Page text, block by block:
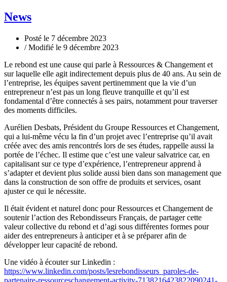
News
Posté le 7 décembre 2023
/ Modifié le 9 décembre 2023
Le rebond est une cause qui parle à Ressources & Changement et
sur laquelle elle agit indirectement depuis plus de 40 ans. Au sein de
l’entreprise, les équipes savent pertinemment que la vie d’un
entrepreneur n’est pas un long fleuve tranquille et qu’il est
fondamental d’être connectés à ses pairs, notamment pour traverser
des moments difficiles.
Aurélien Desbats, Président du Groupe Ressources et Changement,
qui a lui-même vécu la fin d’un projet avec l’entreprise qu’il avait
créée avec des amis rencontrés lors de ses études, rappelle aussi la
portée de l’échec. Il estime que c’est une valeur salvatrice car, en
capitalisant sur ce type d’expérience, l’entrepreneur apprend à
s’adapter et devient plus solide aussi bien dans son management que
dans la construction de son offre de produits et services, osant
ajuster ce qui le nécessite.
Il était évident et naturel donc pour Ressources et Changement de
soutenir l’action des Rebondisseurs Français, de partager cette
valeur collective du rebond et d’agi sous différentes formes pour
aider des entrepreneurs à anticiper et à se préparer afin de
développer leur capacité de rebond.
Une vidéo à écouter sur Linkedin :
https://www.linkedin.com/posts/lesrebondisseurs_paroles-de-
partenaire-ressourceschangement-activity-7138216423822090241-